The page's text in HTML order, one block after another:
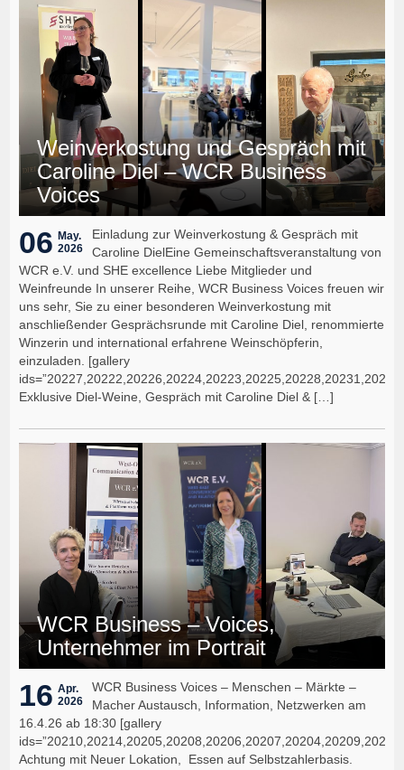
Weinverkostung und Gespräch mit
Caroline Diel – WCR Business
Voices
06 May.
2026
Einladung zur Weinverkostung & Gespräch mit
Caroline DielEine Gemeinschaftsveranstaltung von
WCR e.V. und SHE excellence Liebe Mitglieder und
Weinfreunde In unserer Reihe, WCR Business Voices freuen wir
uns sehr, Sie zu einer besonderen Weinverkostung mit
anschließender Gesprächsrunde mit Caroline Diel, renommierte
Winzerin und international erfahrene Weinschöpferin,
einzuladen. [gallery
Exklusive Diel-Weine, Gespräch mit Caroline Diel & […]
WCR Business – Voices,
Unternehmer im Portrait
16 Apr.
2026
WCR Business Voices – Menschen – Märkte –
Macher Austausch, Information, Netzwerken am
16.4.26 ab 18:30 [gallery
Achtung mit Neuer Lokation, Essen auf Selbstzahlerbasis.